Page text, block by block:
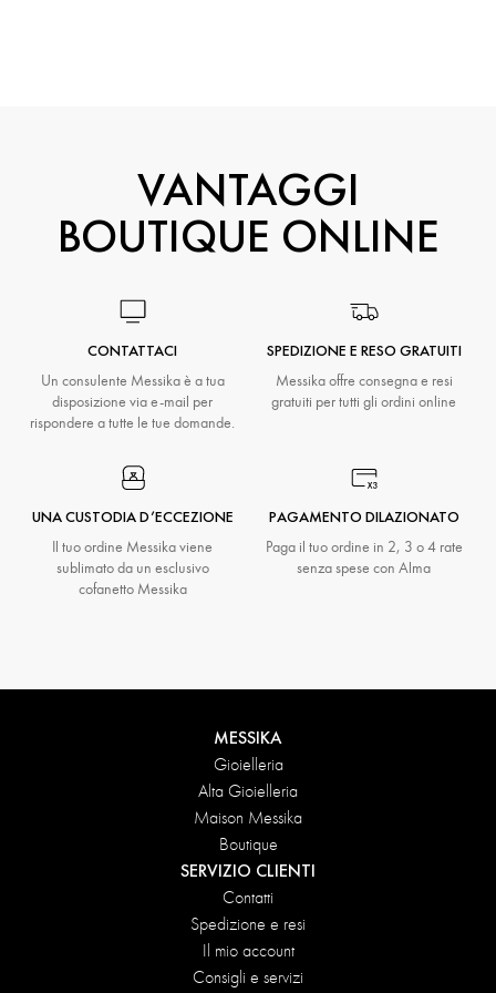
VANTAGGI
BOUTIQUE ONLINE
CONTATTACI
Un consulente Messika è a tua
disposizione via e-mail per
rispondere a tutte le tue domande.
SPEDIZIONE E RESO GRATUITI
Messika offre consegna e resi
gratuiti per tutti gli ordini online
UNA CUSTODIA D’ECCEZIONE
Il tuo ordine Messika viene
sublimato da un esclusivo
cofanetto Messika
PAGAMENTO DILAZIONATO
Paga il tuo ordine in 2, 3 o 4 rate
senza spese con Alma
MESSIKA
Gioielleria
Alta Gioielleria
Maison Messika
Boutique
SERVIZIO CLIENTI
Contatti
Spedizione e resi
Il mio account
Consigli e servizi